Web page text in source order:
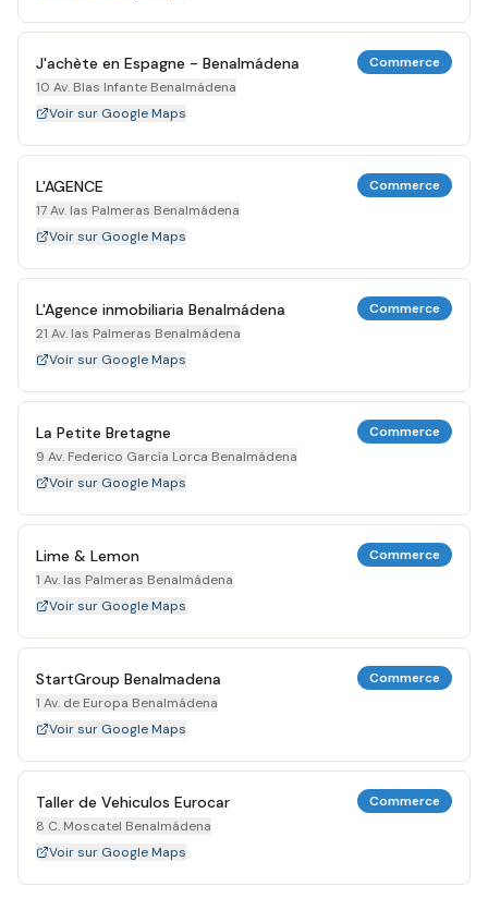
J'achète en Espagne - Benalmádena
10 Av. Blas Infante Benalmádena
Commerce
Voir sur Google Maps
L'AGENCE
17 Av. las Palmeras Benalmádena
Commerce
Voir sur Google Maps
L'Agence inmobiliaria Benalmádena
21 Av. las Palmeras Benalmádena
Commerce
Voir sur Google Maps
La Petite Bretagne
9 Av. Federico García Lorca Benalmádena
Commerce
Voir sur Google Maps
Lime & Lemon
1 Av. las Palmeras Benalmádena
Commerce
Voir sur Google Maps
StartGroup Benalmadena
1 Av. de Europa Benalmádena
Commerce
Voir sur Google Maps
Taller de Vehiculos Eurocar
8 C. Moscatel Benalmádena
Commerce
Voir sur Google Maps